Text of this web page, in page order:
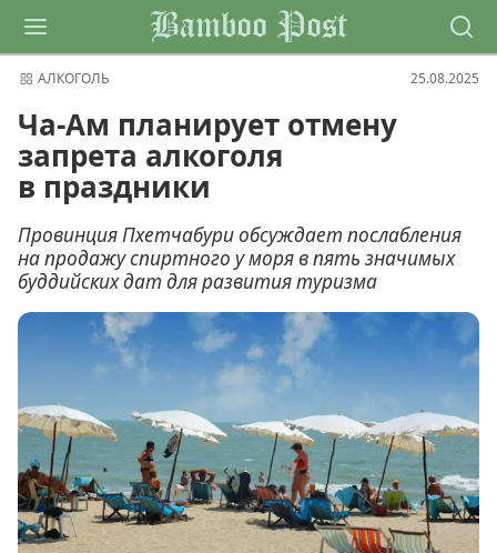
Bamboo Post
АЛКОГОЛЬ 25.08.2025
Ча-Ам планирует отмену
запрета алкоголя
в праздники
Провинция Пхетчабури обсуждает послабления
на продажу спиртного у моря в пять значимых
буддийских дат для развития туризма